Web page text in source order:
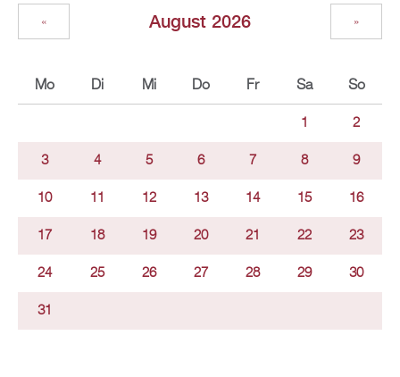
August 2026
« »
Mo Di Mi Do Fr Sa So
1 2
3 4 5 6 7 8 9
10 11 12 13 14 15 16
17 18 19 20 21 22 23
24 25 26 27 28 29 30
31